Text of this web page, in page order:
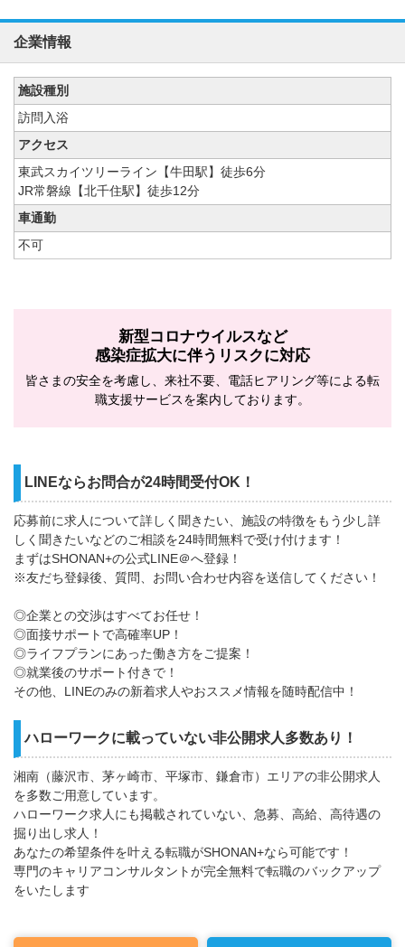
企業情報
施設種別
訪問入浴
アクセス
東武スカイツリーライン【牛田駅】徒歩6分
JR常磐線【北千住駅】徒歩12分
車通勤
不可
新型コロナウイルスなど
感染症拡大に伴うリスクに対応
皆さまの安全を考慮し、来社不要、電話ヒアリング等による転
職支援サービスを案内しております。
LINEならお問合が24時間受付OK！
応募前に求人について詳しく聞きたい、施設の特徴をもう少し詳
しく聞きたいなどのご相談を24時間無料で受け付けます！
まずはSHONAN+の公式LINE＠へ登録！
※友だち登録後、質問、お問い合わせ内容を送信してください！
◎企業との交渉はすべてお任せ！
◎面接サポートで高確率UP！
◎ライフプランにあった働き方をご提案！
◎就業後のサポート付きで！
その他、LINEのみの新着求人やおススメ情報を随時配信中！
ハローワークに載っていない非公開求人多数あり！
湘南（藤沢市、茅ヶ崎市、平塚市、鎌倉市）エリアの非公開求人
を多数ご用意しています。
ハローワーク求人にも掲載されていない、急募、高給、高待遇の
掘り出し求人！
あなたの希望条件を叶える転職がSHONAN+なら可能です！
専門のキャリアコンサルタントが完全無料で転職のバックアップ
をいたします